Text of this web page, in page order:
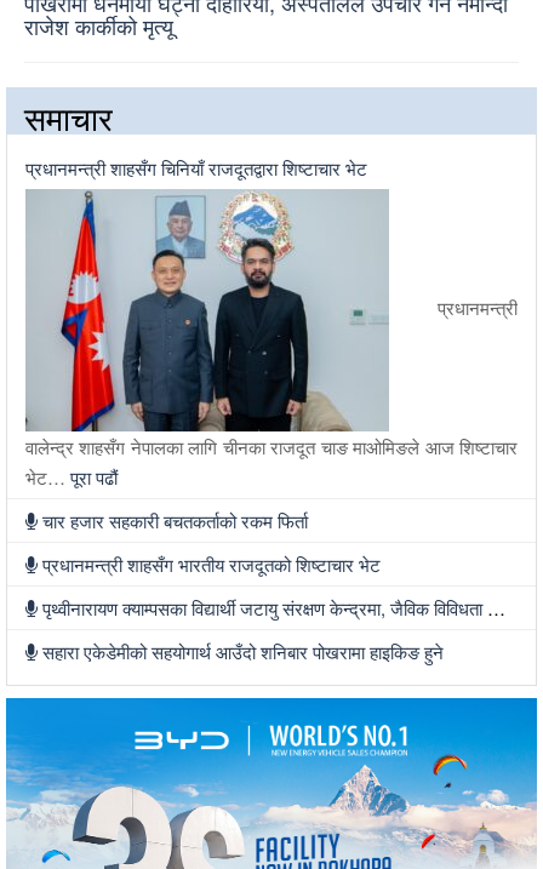
राजेश कार्कीको मृत्यू
समाचार
प्रधानमन्त्री शाहसँग चिनियाँ राजदूतद्वारा शिष्टाचार भेट
प्रधानमन्त्री
वालेन्द्र शाहसँग नेपालका लागि चीनका राजदूत चाङ माओमिङले आज शिष्टाचार
भेट…पूरा पढौं
चार हजार सहकारी बचतकर्ताको रकम फिर्ता
प्रधानमन्त्री शाहसँग भारतीय राजदूतको शिष्टाचार भेट
पृथ्वीनारायण क्याम्पसका विद्यार्थी जटायु संरक्षण केन्द्रमा, जैविक विविधता जोगाउन सक्रिय
सहारा एकेडेमीको सहयोगार्थ आउँदो शनिबार पोखरामा हाइकिङ हुने